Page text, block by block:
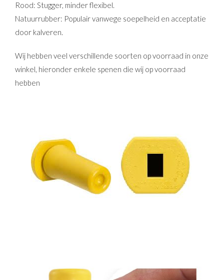
Rood: Stugger, minder flexibel.
Natuurrubber: Populair vanwege soepelheid en acceptatie
door kalveren.
Wij hebben veel verschillende soorten op voorraad in onze
winkel, hieronder enkele spenen die wij op voorraad
hebben